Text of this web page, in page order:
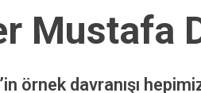
Mustafa
örnek davranışı